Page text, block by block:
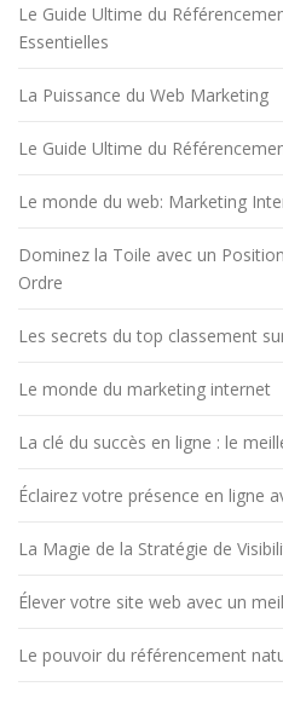
Le Guide Ultime du
Essentielles
La Puissance du Web Marketing
Le Guide Ultime du
Le monde du web: Marketing
Dominez la Toile avec un
Ordre
Les secrets du top classement
Le monde du marketing internet
La clé du succès en ligne : le
Éclairez votre présence en ligne
La Magie de la Stratégie de
Élever votre site web avec un
Le pouvoir du référencement